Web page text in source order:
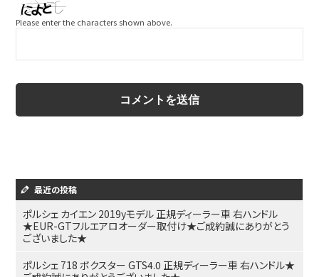
Please enter the characters shown above.
最近の投稿
ポルシェ カイエン 2019yモデル 正規ディーラー車 右ハンドル
★EUR-GTフルエアロオーダー取付け★ご成約誠にありがとう
ございました★
ポルシェ 718 ボクスター GTS4.0 正規ディーラー車 右ハンドル★